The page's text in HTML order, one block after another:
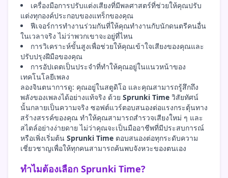
เครื่องมือการปรับแต่งเสียงที่มีพลศาสตร์ที่ช่วยให้คุณปรับ
แต่งทุกองค์ประกอบของแทร็กของคุณ
ฟีเจอร์การทำงานร่วมกันที่ให้คุณทำงานกับนักดนตรีคนอื่น
ในเวลาจริง ไม่ว่าพวกเขาจะอยู่ที่ไหน
การวิเคราะห์ขั้นสูงเพื่อช่วยให้คุณเข้าใจเสียงของคุณและ
ปรับปรุงฝีมือของคุณ
การอัปเดตเป็นประจำที่ทำให้คุณอยู่ในแนวหน้าของ
เทคโนโลยีเพลง
ลองจินตนาการดู: คุณอยู่ในสตูดิโอ และคุณสามารถรู้สึกถึง
พลังของเพลงได้อย่างแท้จริง ด้วย Sprunki Time วิสัยทัศน์
นั้นกลายเป็นความจริง ซอฟต์แวร์ตอบสนองต่อแรงกระตุ้นทาง
สร้างสรรค์ของคุณ ทำให้คุณสามารถสำรวจเสียงใหม่ ๆ และ
สไตล์อย่างง่ายดาย ไม่ว่าคุณจะเป็นมืออาชีพที่มีประสบการณ์
หรือเพิ่งเริ่มต้น Sprunki Time ตอบสนองต่อทุกระดับความ
เชี่ยวชาญเพื่อให้ทุกคนสามารถค้นพบจังหวะของตนเอง
ทำไมต้องเลือก Sprunki Time?